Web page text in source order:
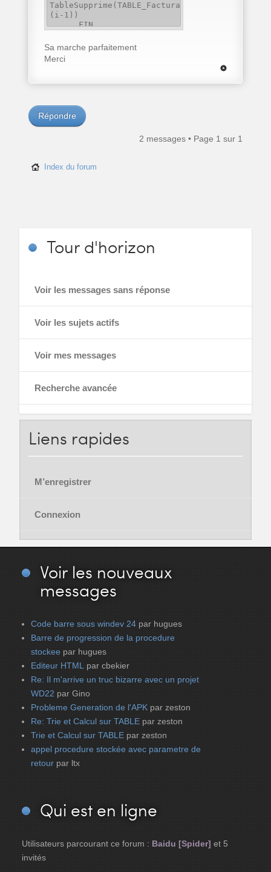
TableSupprime(TABLE_Facturation,
(i-1))
FIN
Sa marche parfaitement
Merci
Répondre
2 messages • Page 1 sur 1
Index du forum
Tourd'horizon
Voir les messages sans réponse
Voir les sujets actifs
Voir mes messages
Recherche avancée
Liens rapides
M’enregistrer
Connexion
Voir les nouveaux
messages
Code barre sous windev 24 par hugues
Barre de progression de la procedure
stockee par hugues
Editeur HTML par cbekier
Re: Il m'arrive un truc bizarre avec un projet
WD22 par Gino
Probleme Generation de l'APK par zeston
Re: Trie et Calcul sur TABLE par zeston
Trie et Calcul sur TABLE par zeston
appel procedure stockée avec parametre de
retour par ltx
Qui est en ligne
Utilisateurs parcourant ce forum : Baidu [Spider] et 5
invités